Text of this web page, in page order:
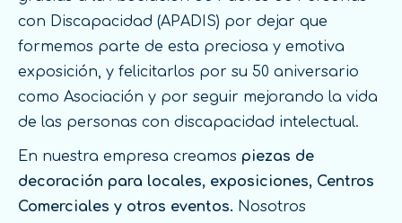
con Discapacidad (APADIS) por dejar que
formemos parte de esta preciosa y emotiva
exposición, y felicitarlos por su 50 aniversario
como Asociación y por seguir mejorando la vida
de las personas con discapacidad intelectual.
En nuestra empresa creamos piezas de
decoración para locales, exposiciones, Centros
Comerciales y otros eventos. Nosotros